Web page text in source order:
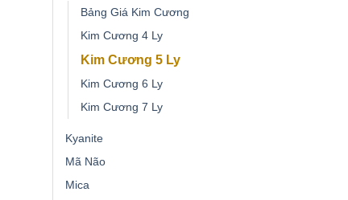
Bảng Giá Kim Cương
Kim Cương 4 Ly
Kim Cương 5 Ly
Kim Cương 6 Ly
Kim Cương 7 Ly
Kyanite
Mã Não
Mica